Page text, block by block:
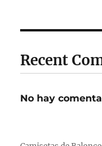
Recent
No hay